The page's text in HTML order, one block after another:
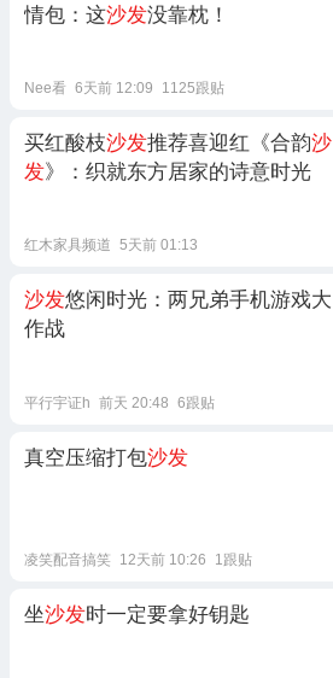
情包：这沙发没靠枕！
Nee看 6天前 12:09 1125跟贴
买红酸枝沙发推荐喜迎红《合韵沙
发》：织就东方居家的诗意时光
红木家具频道 5天前 01:13
沙发悠闲时光：两兄弟手机游戏大
作战
平行宇证h 前天 20:48 6跟贴
真空压缩打包沙发
凌笑配音搞笑 12天前 10:26 1跟贴
坐沙发时一定要拿好钥匙